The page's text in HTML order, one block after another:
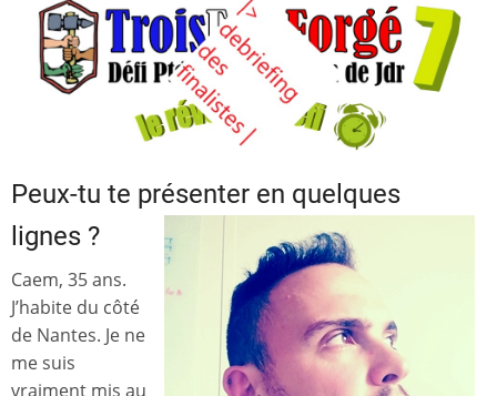
Peux-tu te présenter en quelques
lignes ?
Caem, 35 ans.
J’habite du côté
de Nantes. Je ne
me suis
vraiment mis au